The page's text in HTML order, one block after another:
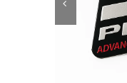
Template Kit Déco